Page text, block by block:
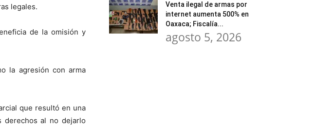
legales.
de la omisión y
la agresión con arma
que resultó en una
derechos al no dejarlo
Venta ilegal de armas por
internet aumenta 500% en
Oaxaca; Fiscalía...
agosto 5, 2026